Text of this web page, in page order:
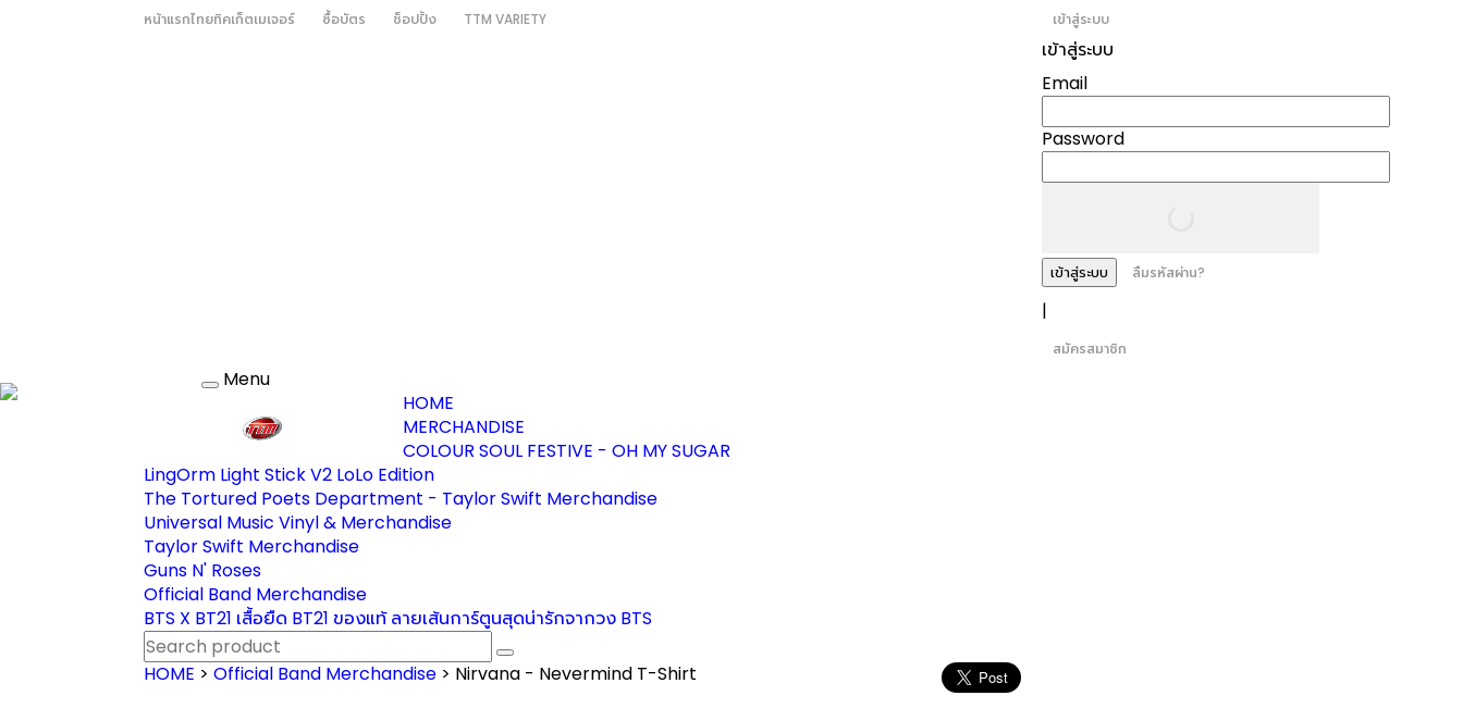
หน้าแรกไทยทิคเก็ตเมเจอร์ ซื้อบัตร ช็อปปิ้ง TTM VARIETY เข้าสู่ระบบ
เข้าสู่ระบบ
Email
Password
เข้าสู่ระบบ ลืมรหัสผ่าน?
|
สมัครสมาชิก
Toggle
Menu
HOME
MERCHANDISE
COLOUR SOUL FESTIVE - OH MY SUGAR
LingOrm Light Stick V2 LoLo Edition
The Tortured Poets Department - Taylor Swift Merchandise
Universal Music Vinyl & Merchandise
Taylor Swift Merchandise
Guns N' Roses
Official Band Merchandise
BTS X BT21 เสื้อยืด BT21 ของแท้ ลายเส้นการ์ตูนสุดน่ารักจากวง BTS
HOME > Official Band Merchandise > Nirvana - Nevermind T-Shirt